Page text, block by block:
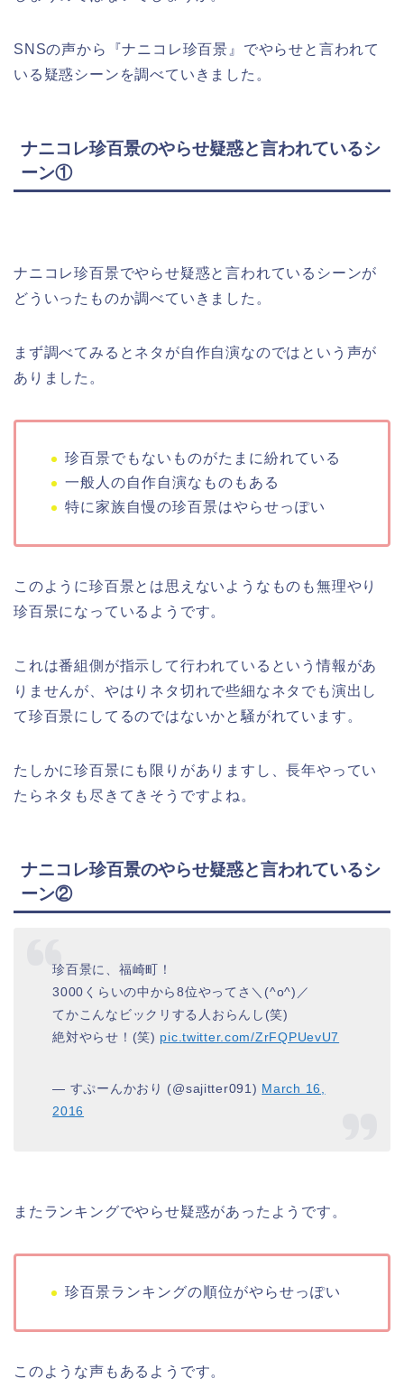
SNSの声から『ナニコレ珍百景』でやらせと言われて
いる疑惑シーンを調べていきました。
ナニコレ珍百景のやらせ疑惑と言われているシ
ーン①
ナニコレ珍百景でやらせ疑惑と言われているシーンが
どういったものか調べていきました。
まず調べてみるとネタが自作自演なのではという声が
ありました。
珍百景でもないものがたまに紛れている
一般人の自作自演なものもある
特に家族自慢の珍百景はやらせっぽい
このように珍百景とは思えないようなものも無理やり
珍百景になっているようです。
これは番組側が指示して行われているという情報があ
りませんが、やはりネタ切れで些細なネタでも演出し
て珍百景にしてるのではないかと騒がれています。
たしかに珍百景にも限りがありますし、長年やってい
たらネタも尽きてきそうですよね。
ナニコレ珍百景のやらせ疑惑と言われているシ
ーン②
珍百景に、福崎町！
3000くらいの中から8位やってさ＼(^o^)／
てかこんなビックリする人おらんし(笑)
絶対やらせ！(笑) pic.twitter.com/ZrFQPUevU7
— すぷーんかおり (@sajitter091) March 16,
2016
またランキングでやらせ疑惑があったようです。
珍百景ランキングの順位がやらせっぽい
このような声もあるようです。